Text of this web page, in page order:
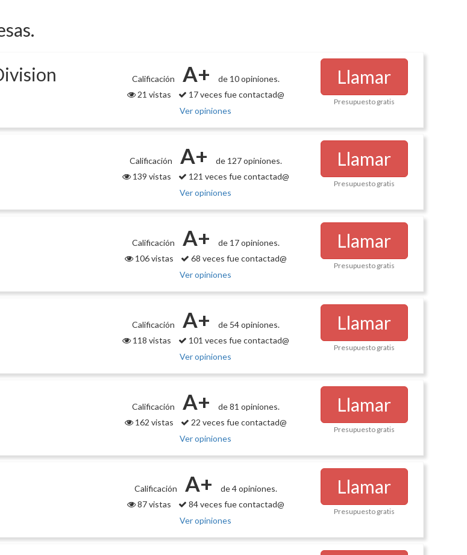
Calificación A+
de 10 opiniones.
21 vistas
17 veces fue contactad@
Ver opiniones
Llamar
Presupuesto gratis
Calificación A+
de 127 opiniones.
139 vistas
121 veces fue contactad@
Ver opiniones
Llamar
Presupuesto gratis
Calificación A+
de 17 opiniones.
106 vistas
68 veces fue contactad@
Ver opiniones
Llamar
Presupuesto gratis
Calificación A+
de 54 opiniones.
118 vistas
101 veces fue contactad@
Ver opiniones
Llamar
Presupuesto gratis
Calificación A+
de 81 opiniones.
162 vistas
22 veces fue contactad@
Ver opiniones
Llamar
Presupuesto gratis
Calificación A+
de 4 opiniones.
87 vistas
84 veces fue contactad@
Ver opiniones
Llamar
Presupuesto gratis